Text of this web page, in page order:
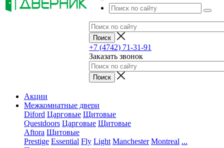
+7 (4742) 71-31-91
Заказать звонок
Акции
Межкомнатные двери
Diford Царговые Щитовые
Questdoors Царговые Щитовые
Aftora Щитовые
Prestige Essential Fly Light Manchester Montreal ...